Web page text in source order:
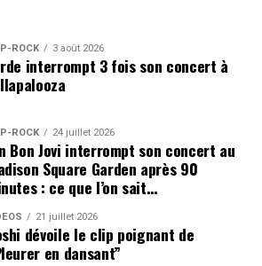
ROCK 3 août 2026
interrompt 3 fois son concert à
ROCK 24 juillet 2026
Bon Jovi interrompt son concert au
Square Garden après 90
: ce que l’on sait…
21 juillet 2026
dévoile le clip poignant de
en dansant”